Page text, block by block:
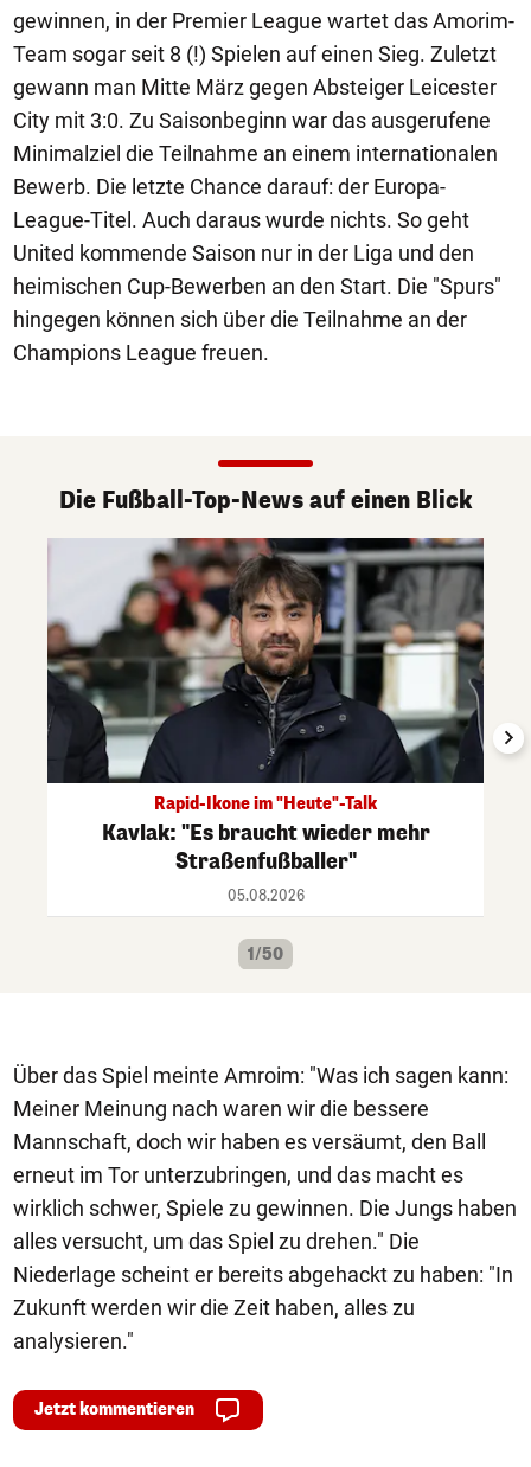
gewinnen, in der Premier League wartet das Amorim-
Team sogar seit 8 (!) Spielen auf einen Sieg. Zuletzt
gewann man Mitte März gegen Absteiger Leicester
City mit 3:0. Zu Saisonbeginn war das ausgerufene
Minimalziel die Teilnahme an einem internationalen
Bewerb. Die letzte Chance darauf: der Europa-
League-Titel. Auch daraus wurde nichts. So geht
United kommende Saison nur in der Liga und den
heimischen Cup-Bewerben an den Start. Die "Spurs"
hingegen können sich über die Teilnahme an der
Champions League freuen.
Die Fußball-Top-News auf einen Blick
Rapid-Ikone im "Heute"-Talk
Kavlak: "Es braucht wieder mehr
Straßenfußballer"
05.08.2026
1/50
Über das Spiel meinte Amroim: "Was ich sagen kann:
Meiner Meinung nach waren wir die bessere
Mannschaft, doch wir haben es versäumt, den Ball
erneut im Tor unterzubringen, und das macht es
wirklich schwer, Spiele zu gewinnen. Die Jungs haben
alles versucht, um das Spiel zu drehen." Die
Niederlage scheint er bereits abgehackt zu haben: "In
Zukunft werden wir die Zeit haben, alles zu
analysieren."
Jetzt kommentieren